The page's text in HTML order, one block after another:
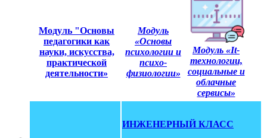
Модуль "Основы
педагогики как
науки, искусства,
практической
деятельности»
Модуль
«Основы
психологии и
психо-
физиологии»
Модуль «It-
технологии,
социальные и
облачные
сервисы»
ИНЖЕНЕРНЫЙ КЛАСС